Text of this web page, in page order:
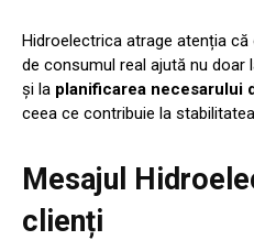
Hidroelectrica atrage atenția
de consumul real ajută nu
și la planificarea necesarului
ceea ce contribuie la
Mesajul
clienți